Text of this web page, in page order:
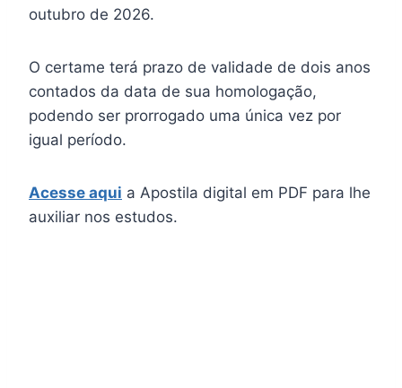
outubro de 2026.
O certame terá prazo de validade de dois anos
contados da data de sua homologação,
podendo ser prorrogado uma única vez por
igual período.
Acesse aqui a Apostila digital em PDF para lhe
auxiliar nos estudos.